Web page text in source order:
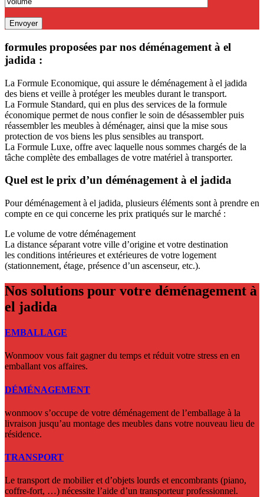
formules proposées par nos déménagement à el
jadida :
La Formule Economique, qui assure le déménagement à el jadida
des biens et veille à protéger les meubles durant le transport.
La Formule Standard, qui en plus des services de la formule
économique permet de nous confier le soin de désassembler puis
réassembler les meubles à déménager, ainsi que la mise sous
protection de vos biens les plus sensibles au transport.
La Formule Luxe, offre avec laquelle nous sommes chargés de la
tâche complète des emballages de votre matériel à transporter.
Quel est le prix d’un déménagement à el jadida
Pour déménagement à el jadida, plusieurs éléments sont à prendre en
compte en ce qui concerne les prix pratiqués sur le marché :
Le volume de votre déménagement
La distance séparant votre ville d’origine et votre destination
les conditions intérieures et extérieures de votre logement
(stationnement, étage, présence d’un ascenseur, etc.).
Nos solutions pour votre déménagement à
el jadida
EMBALLAGE
Wonmoov vous fait gagner du temps et réduit votre stress en en
emballant vos affaires.
DÉMÉNAGEMENT
wonmoov s’occupe de votre déménagement de l’emballage à la
livraison jusqu’au montage des meubles dans votre nouveau lieu de
résidence.
TRANSPORT
Le transport de mobilier et d’objets lourds et encombrants (piano,
coffre-fort, …) nécessite l’aide d’un transporteur professionnel.